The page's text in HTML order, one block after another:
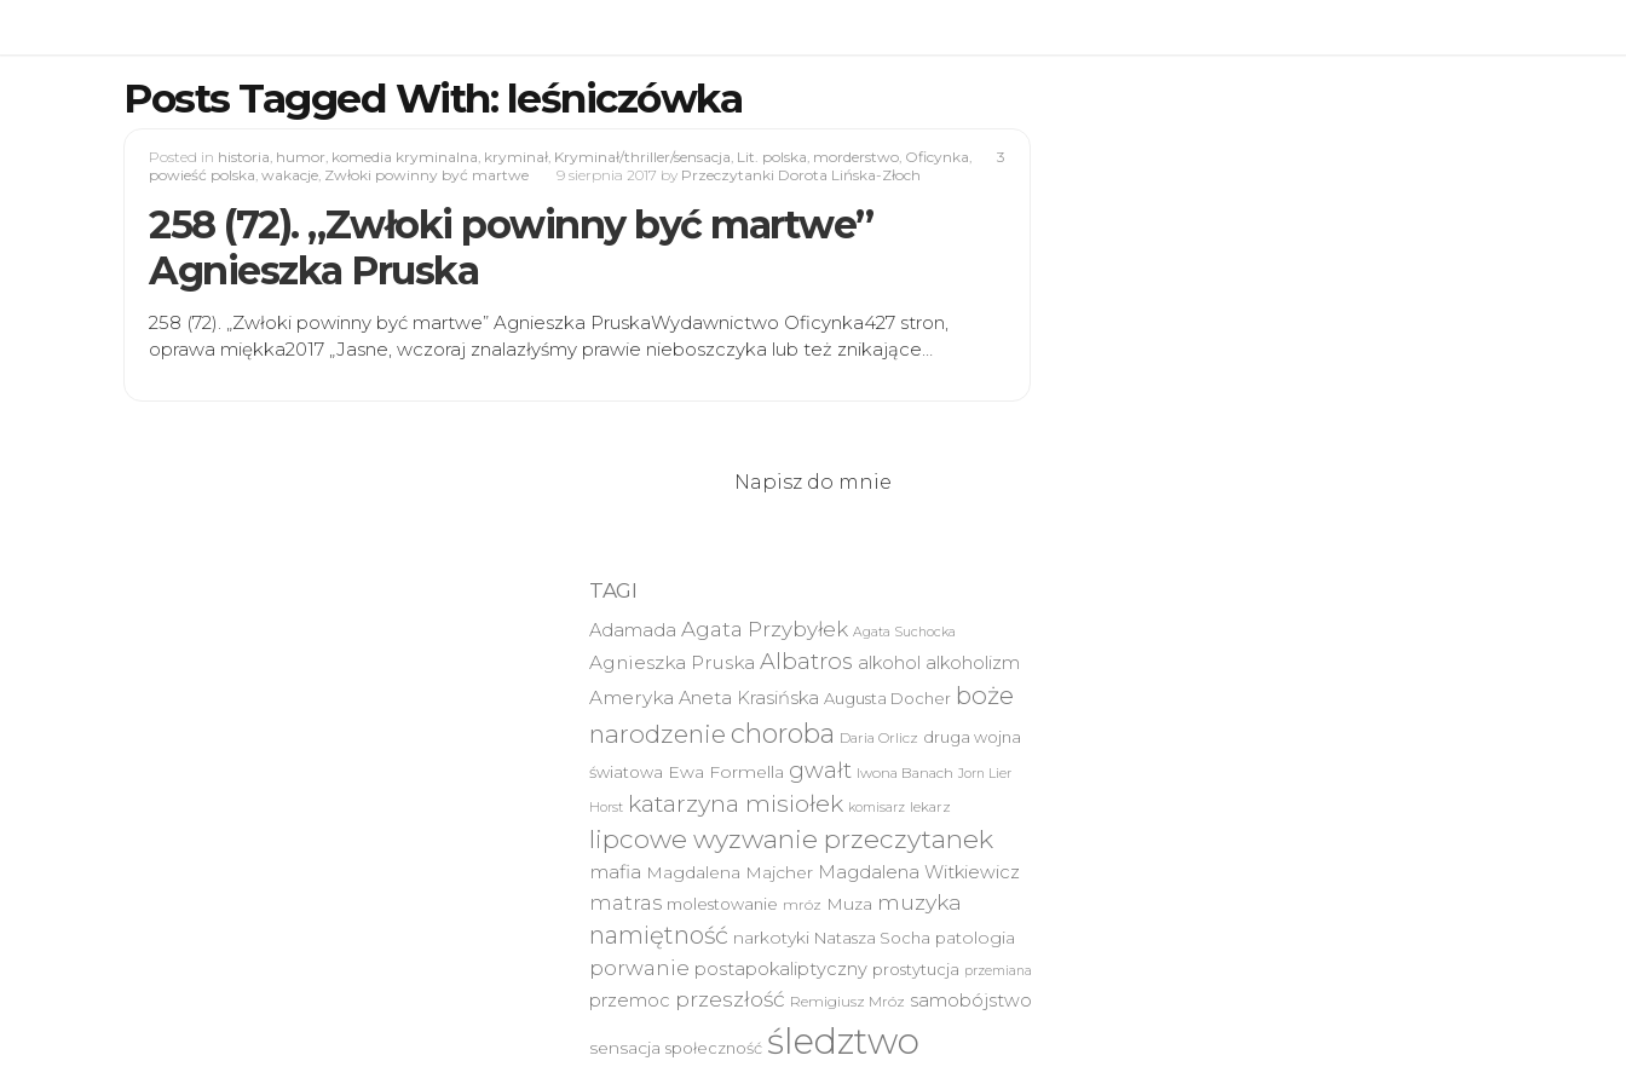
Posts Tagged With: leśniczówka
3
Posted in historia, humor, komedia kryminalna, kryminał, Kryminał/thriller/sensacja, Lit. polska, morderstwo, Oficynka,
powieść polska, wakacje, Zwłoki powinny być martwe 9 sierpnia 2017 by Przeczytanki Dorota Lińska-Złoch
258 (72). „Zwłoki powinny być martwe”
Agnieszka Pruska
258 (72). „Zwłoki powinny być martwe” Agnieszka PruskaWydawnictwo Oficynka427 stron,
oprawa miękka2017 „Jasne, wczoraj znalazłyśmy prawie nieboszczyka lub też znikające…
Napisz do mnie
TAGI
Adamada Agata Przybyłek Agata Suchocka
Agnieszka Pruska Albatros alkohol alkoholizm
Ameryka Aneta Krasińska Augusta Docher boże
narodzenie choroba Daria Orlicz druga wojna
światowa Ewa Formella gwałt Iwona Banach Jorn Lier
Horst katarzyna misiołek komisarz lekarz
lipcowe wyzwanie przeczytanek
mafia Magdalena Majcher Magdalena Witkiewicz
matras molestowanie mróz Muza muzyka
namiętność narkotyki Natasza Socha patologia
porwanie postapokaliptyczny prostytucja przemiana
przemoc przeszłość Remigiusz Mróz samobójstwo
sensacja społeczność śledztwo